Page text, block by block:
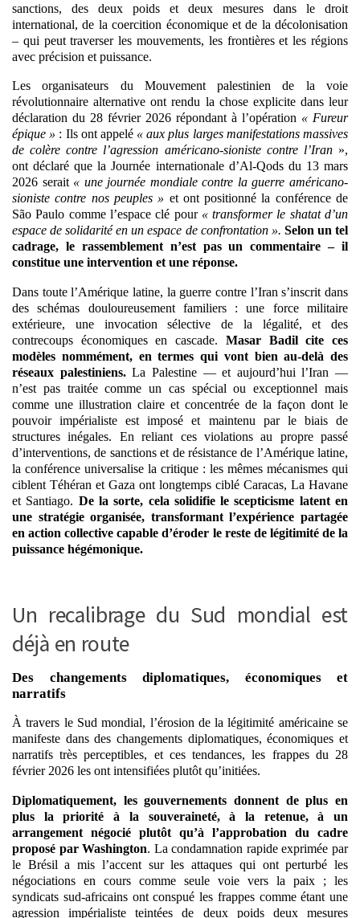
sanctions, des deux poids et deux mesures dans le droit
international, de la coercition économique et de la décolonisation
– qui peut traverser les mouvements, les frontières et les régions
avec précision et puissance.
Les organisateurs du Mouvement palestinien de la voie
révolutionnaire alternative ont rendu la chose explicite dans leur
déclaration du 28 février 2026 répondant à l’opération « Fureur
épique » : Ils ont appelé « aux plus larges manifestations massives
de colère contre l’agression américano-sioniste contre l’Iran»,
ont déclaré que la Journée internationale d’Al-Qods du 13 mars
2026 serait « une journée mondiale contre la guerre américano-
sioniste contre nos peuples » et ont positionné la conférence de
São Paulo comme l’espace clé pour « transformer le shatat d’un
espace de solidarité en un espace de confrontation ». Selon un tel
cadrage, le rassemblement n’est pas un commentaire – il
constitue une intervention et une réponse.
Dans toute l’Amérique latine, la guerre contre l’Iran s’inscrit dans
des schémas douloureusement familiers : une force militaire
extérieure, une invocation sélective de la légalité, et des
contrecoups économiques en cascade. Masar Badil cite ces
modèles nommément, en termes qui vont bien au-delà des
réseaux palestiniens.La Palestine — et aujourd’hui l’Iran —
n’est pas traitée comme un cas spécial ou exceptionnel mais
comme une illustration claire et concentrée de la façon dont le
pouvoir impérialiste est imposé et maintenu par le biais de
structures inégales. En reliant ces violations au propre passé
d’interventions, de sanctions et de résistance de l’Amérique latine,
la conférence universalise la critique : les mêmes mécanismes qui
ciblent Téhéran et Gaza ont longtemps ciblé Caracas, La Havane
et Santiago. De la sorte, cela solidifie le scepticisme latent en
une stratégie organisée, transformant l’expérience partagée
en action collective capable d’éroder le reste de légitimité de la
puissance hégémonique.
Un recalibrage du Sud mondial est
déjà en route
Des changements diplomatiques, économiques et
narratifs
À travers le Sud mondial, l’érosion de la légitimité américaine se
manifeste dans des changements diplomatiques, économiques et
narratifs très perceptibles, et ces tendances, les frappes du 28
février 2026 les ont intensifiées plutôt qu’initiées.
Diplomatiquement, les gouvernements donnent de plus en
plus la priorité à la souveraineté, à la retenue, à un
arrangement négocié plutôt qu’à l’approbation du cadre
proposé par Washington. La condamnation rapide exprimée par
le Brésil a mis l’accent sur les attaques qui ont perturbé les
négociations en cours comme seule voie vers la paix ; les
syndicats sud-africains ont conspué les frappes comme étant une
agression impérialiste teintées de deux poids deux mesures